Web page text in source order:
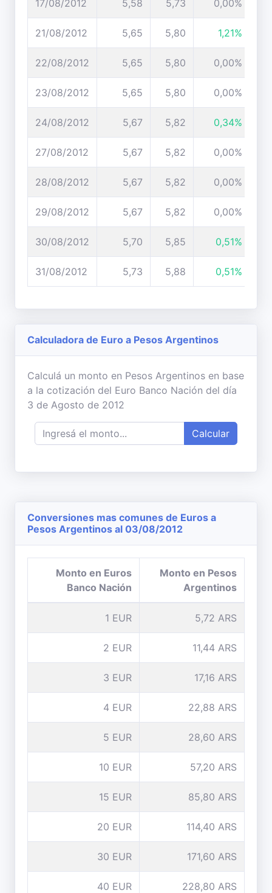
17/08/2012 5,58 5,73 0,00%
21/08/2012 5,65 5,80 1,21%
22/08/2012 5,65 5,80 0,00%
23/08/2012 5,65 5,80 0,00%
24/08/2012 5,67 5,82 0,34%
27/08/2012 5,67 5,82 0,00%
28/08/2012 5,67 5,82 0,00%
29/08/2012 5,67 5,82 0,00%
30/08/2012 5,70 5,85 0,51%
31/08/2012 5,73 5,88 0,51%
Calculadora de Euro a Pesos Argentinos
Calculá un monto en Pesos Argentinos en base
a la cotización del Euro Banco Nación del día
3 de Agosto de 2012
Calcular
Conversiones mas comunes de Euros a
Pesos Argentinos al 03/08/2012
Monto en Euros
Banco Nación
Monto en Pesos
Argentinos
1 EUR 5,72 ARS
2 EUR 11,44 ARS
3 EUR 17,16 ARS
4 EUR 22,88 ARS
5 EUR 28,60 ARS
10 EUR 57,20 ARS
15 EUR 85,80 ARS
20 EUR 114,40 ARS
30 EUR 171,60 ARS
40 EUR 228,80 ARS